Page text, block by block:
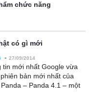
chức năng
có gì mới
- 27/09/2014
tin mới nhất Google vừa
bản mới nhất của
– Panda 4.1 – một